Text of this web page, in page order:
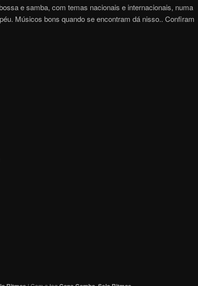
e samba, com temas nacionais e internacionais, numa
Músicos bons quando se encontram dá nisso.. Confiram